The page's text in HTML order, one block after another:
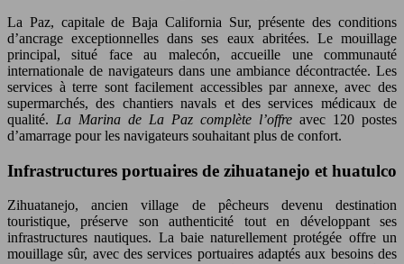
La Paz, capitale de Baja California Sur, présente des conditions
d’ancrage exceptionnelles dans ses eaux abritées. Le mouillage
principal, situé face au malecón, accueille une communauté
internationale de navigateurs dans une ambiance décontractée. Les
services à terre sont facilement accessibles par annexe, avec des
supermarchés, des chantiers navals et des services médicaux de
qualité. La Marina de La Paz complète l’offre avec 120 postes
d’amarrage pour les navigateurs souhaitant plus de confort.
Infrastructures portuaires de zihuatanejo et huatulco
Zihuatanejo, ancien village de pêcheurs devenu destination
touristique, préserve son authenticité tout en développant ses
infrastructures nautiques. La baie naturellement protégée offre un
mouillage sûr, avec des services portuaires adaptés aux besoins des